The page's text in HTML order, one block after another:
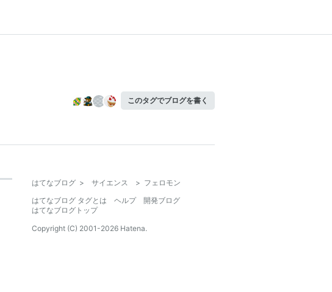
このタグでブログを書く
はてなブログ > サイエンス > フェロモン
はてなブログ タグとは
ヘルプ
開発ブログ
はてなブログトップ
Copyright (C) 2001-2026 Hatena.